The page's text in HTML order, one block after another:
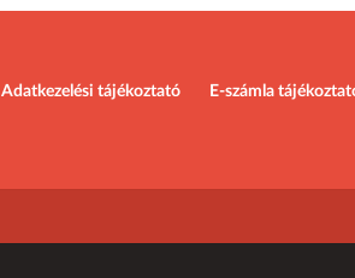
Adatkezelési tájékoztató E-számla